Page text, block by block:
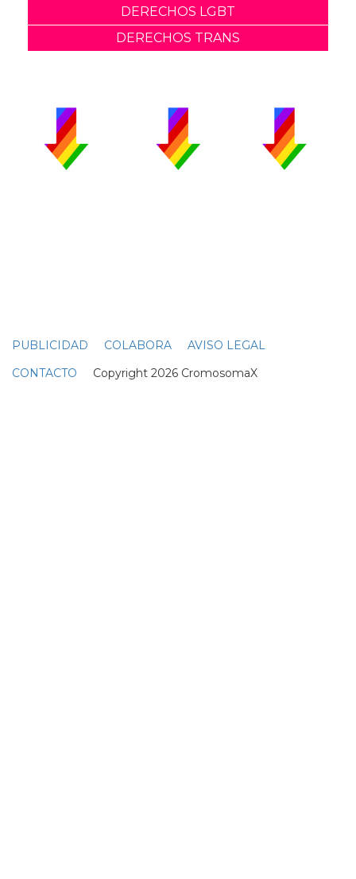
DERECHOS LGBT
DERECHOS TRANS
PUBLICIDAD COLABORA
AVISO LEGAL
CONTACTO Copyright 2026 CromosomaX